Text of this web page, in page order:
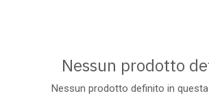
Nessun prodotto
Nessun prodotto definito in